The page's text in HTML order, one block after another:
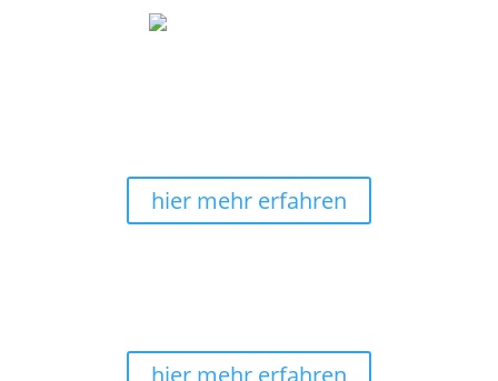
hier mehr erfahren
hier mehr erfahren